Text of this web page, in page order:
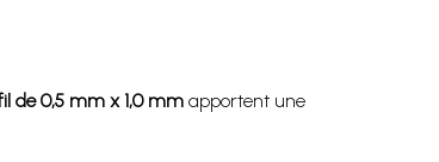
de 0,5 mm x 1,0 mmapportent une